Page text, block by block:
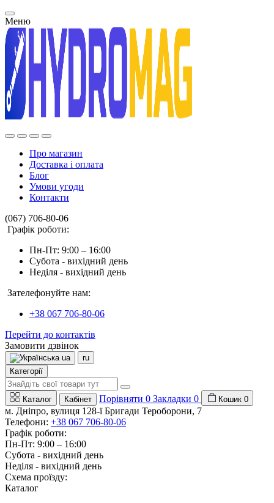
Меню
Про магазин
Доставка і оплата
Блог
Умови угоди
Контакти
(067) 706-80-06
Графік роботи:
Пн-Пт: 9:00 – 16:00
Субота - вихідний день
Неділя - вихідний день
Зателефонуйте нам:
+38 067 706-80-06
Перейти до контактів
Замовити дзвінок
ua
ru
Категорії
Каталог Кабінет Порівняти 0 Закладки 0 Кошик 0
м. Дніпро, вулиця 128-ї Бригади Тероборони, 7
Телефони: +38 067 706-80-06
Графік роботи:
Пн-Пт: 9:00 – 16:00
Субота - вихідний день
Неділя - вихідний день
Схема проїзду:
Каталог